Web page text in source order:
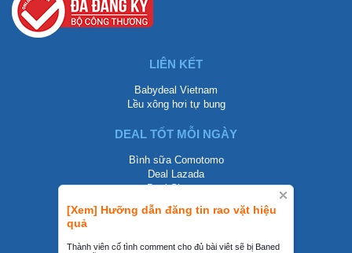
[Xem] Hưỡng dẫn đăng tin rao vặt hiệu
quả
Thành viên cố tình comment cho đủ bài viêt sẽ bị Baned
LIÊN KẾT
Babydeal Vietnam
Lều xông hơi tự bung
DEAL TỐT MỖI NGÀY
Bình sữa Comotomo
Deal Lazada
Deal Shopee
LIÊN HỆ
0858002468